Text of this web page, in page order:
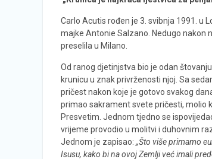
Carlo Acutis rođen je 3. svibnja 1991. u
majke Antonie Salzano. Nedugo nakon
preselila u Milano.
Od ranog djetinjstva bio je odan
krunicu u znak privrženosti njoj. Sa
pričest nakon koje je gotovo svakog
primao sakrament svete pričesti, molio
Presvetim. Jednom tjedno se
vrijeme provodio u molitvi i duhovnim
Jednom je zapisao: „Što više primamo
Isusu, kako bi na ovoj Zemlji već imali